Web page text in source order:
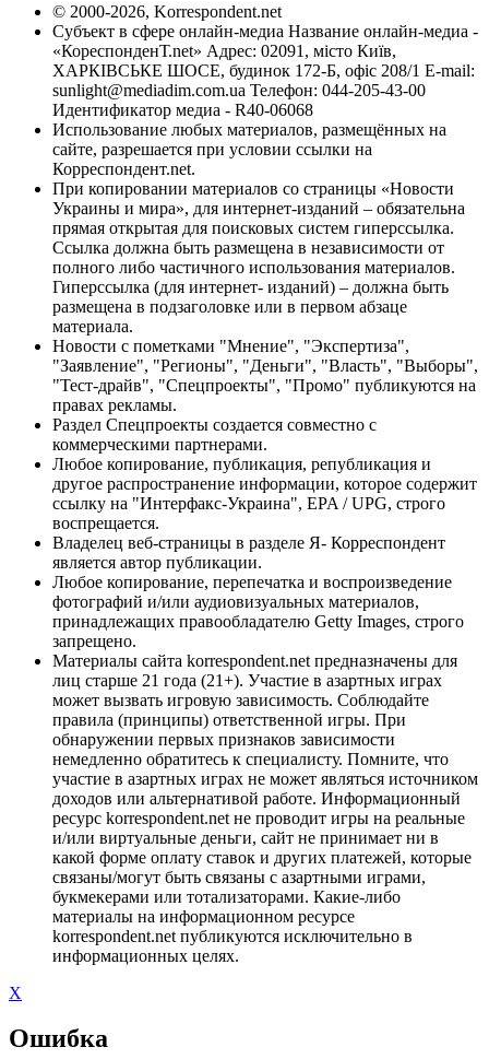
© 2000-2026, Korrespondent.net
Субъект в сфере онлайн-медиа Название онлайн-медиа -
«КореспонденТ.net» Адрес: 02091, місто Київ,
ХАРКІВСЬКЕ ШОСЕ, будинок 172-Б, офіс 208/1 E-mail:
sunlight@mediadim.com.ua Телефон: 044-205-43-00
Идентификатор медиа - R40-06068
Использование любых материалов, размещённых на
сайте, разрешается при условии ссылки на
Корреспондент.net.
При копировании материалов со страницы «Новости
Украины и мира», для интернет-изданий – обязательна
прямая открытая для поисковых систем гиперссылка.
Ссылка должна быть размещена в независимости от
полного либо частичного использования материалов.
Гиперссылка (для интернет- изданий) – должна быть
размещена в подзаголовке или в первом абзаце
материала.
Новости с пометками "Мнение", "Экспертиза",
"Заявление", "Регионы", "Деньги", "Власть", "Выборы",
"Тест-драйв", "Спецпроекты", "Промо" публикуются на
правах рекламы.
Раздел Спецпроекты создается совместно с
коммерческими партнерами.
Любое копирование, публикация, републикация и
другое распространение информации, которое содержит
ссылку на "Интерфакс-Украина", EPA / UPG, строго
воспрещается.
Владелец веб-страницы в разделе Я- Корреспондент
является автор публикации.
Любое копирование, перепечатка и воспроизведение
фотографий и/или аудиовизуальных материалов,
принадлежащих правообладателю Getty Images, строго
запрещено.
Материалы сайта korrespondent.net предназначены для
лиц старше 21 года (21+). Участие в азартных играх
может вызвать игровую зависимость. Соблюдайте
правила (принципы) ответственной игры. При
обнаружении первых признаков зависимости
немедленно обратитесь к специалисту. Помните, что
участие в азартных играх не может являться источником
доходов или альтернативой работе. Информационный
ресурс korrespondent.net не проводит игры на реальные
и/или виртуальные деньги, сайт не принимает ни в
какой форме оплату ставок и других платежей, которые
связаны/могут быть связаны с азартными играми,
букмекерами или тотализаторами. Какие-либо
материалы на информационном ресурсе
korrespondent.net публикуются исключительно в
информационных целях.
X
Ошибка